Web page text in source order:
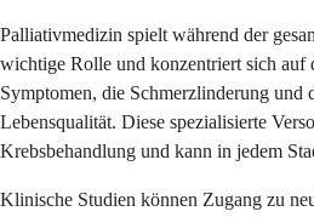
Palliativmedizin spielt während der
wichtige Rolle und konzentriert sich auf
Symptomen, die Schmerzlinderung und
Lebensqualität. Diese spezialisierte
Krebsbehandlung und kann in jedem
Klinische Studien können Zugang zu